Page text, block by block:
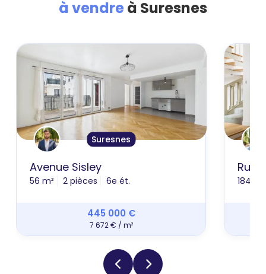
à vendre à Suresnes
Suresnes
Avenue Sisley
56 m² 2 pièces 6e ét.
445 000 €
7 672 € / m²
Rue
184 m²